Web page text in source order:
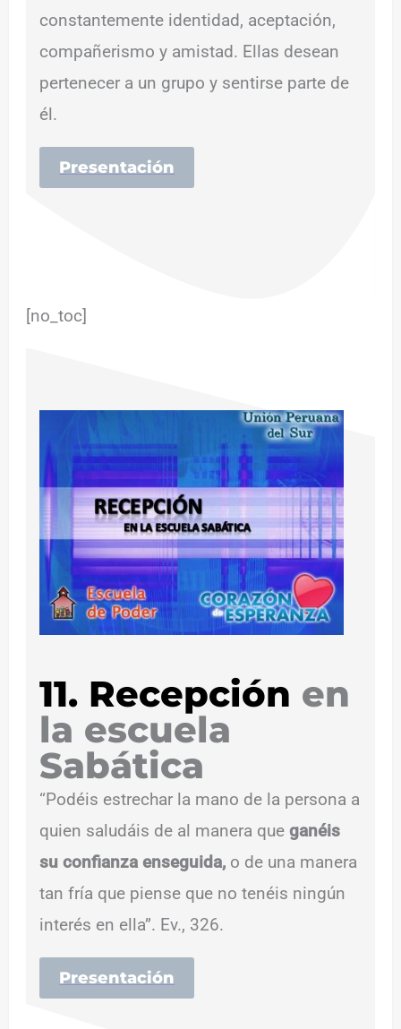
constantemente identidad, aceptación,
compañerismo y amistad. Ellas desean
pertenecer a un grupo y sentirse parte de
él.
Presentación
[no_toc]
11. Recepción en
la escuela
Sabática
“Podéis estrechar la mano de la persona a
quien saludáis de al manera queganéis
su confianza enseguida, o de una manera
tan fría que piense que no tenéis ningún
interés en ella”. Ev., 326.
Presentación